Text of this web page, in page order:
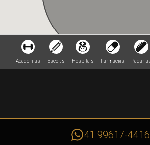
Academias Escolas Hospitais Farmácias Padarias
41 99617-4416